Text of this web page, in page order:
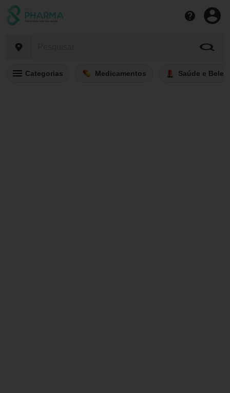
Categorias Medicamentos Saúde e